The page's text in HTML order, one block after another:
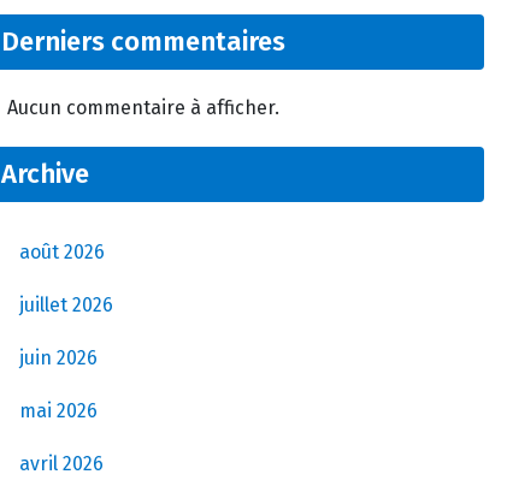
Derniers commentaires
Aucun commentaire à afficher.
Archive
août 2026
juillet 2026
juin 2026
mai 2026
avril 2026